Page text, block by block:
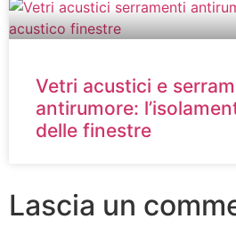
Vetri acustici e
antirumore:
delle finestre
Lascia un